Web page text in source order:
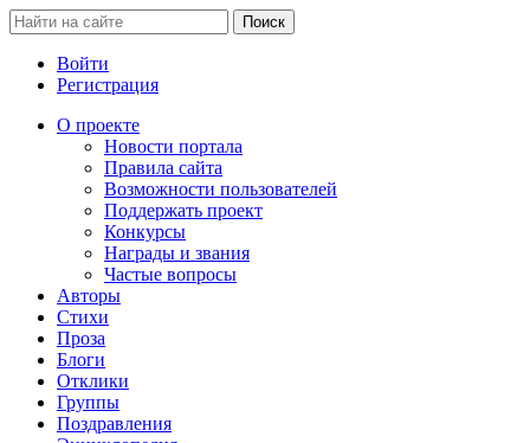
Войти
Регистрация
О проекте
Новости портала
Правила сайта
Возможности пользователей
Поддержать проект
Конкурсы
Награды и звания
Частые вопросы
Авторы
Стихи
Проза
Блоги
Отклики
Группы
Поздравления